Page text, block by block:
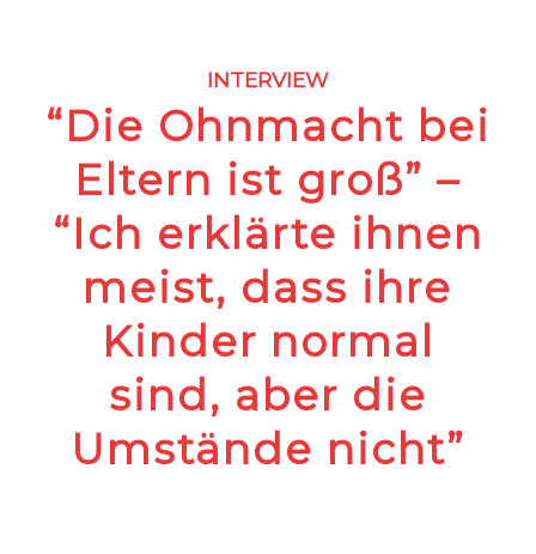
INTERVIEW
“Die Ohnmacht bei
Eltern ist groß” –
“Ich erklärte ihnen
meist, dass ihre
Kinder normal
sind, aber die
Umstände nicht”